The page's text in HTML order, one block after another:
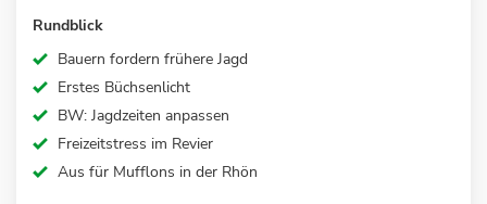
Rundblick
Bauern fordern frühere Jagd
Erstes Büchsenlicht
BW: Jagdzeiten anpassen
Freizeitstress im Revier
Aus für Mufflons in der Rhön